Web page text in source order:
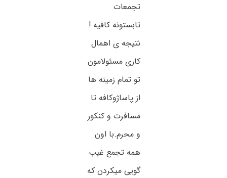
تجمعات
تابستونه کافیه !
نتیجه ی اهمال
کاری مسئولامون
تو تمام زمینه ها
از پاساژو‌کافه تا
مسافرت و کنکور
و محرم.با اون
همه تجمع غیب
گویی میکردن که